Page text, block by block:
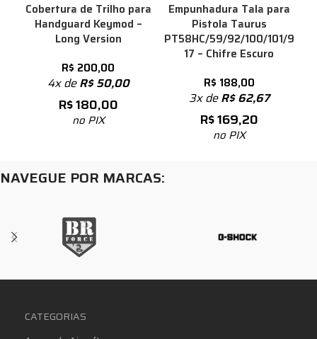
Cobertura de Trilho para
Handguard Keymod –
Long Version
R$ 200,00
4x deR$50,00
R$180,00
no PIX
Empunhadura Tala para
Pistola Taurus
PT58HC/59/92/100/101/9
17 – Chifre Escuro
R$ 188,00
3x deR$62,67
R$169,20
no PIX
NAVEGUE POR MARCAS:
CATEGORIAS